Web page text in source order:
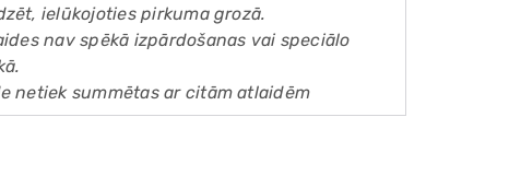
ielūkojoties pirkuma grozā.
nav spēkā izpārdošanas vai speciālo
netiek summētas ar citām atlaidēm